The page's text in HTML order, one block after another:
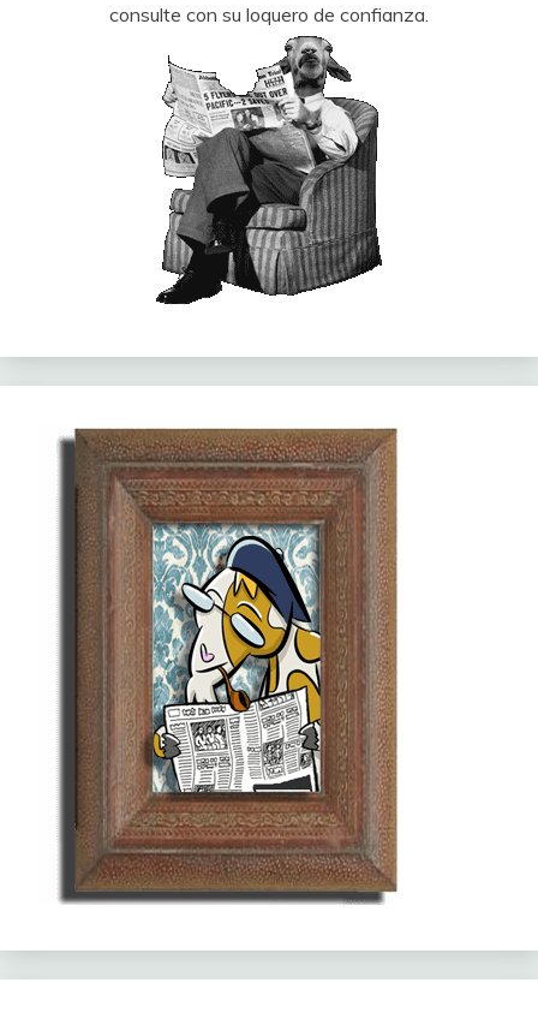
consulte con su loquero de confianza.